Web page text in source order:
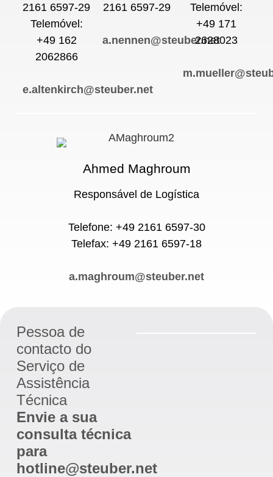
2161 6597-29
Telemóvel:
+49 162
2062866
e.altenkirch@steuber.net
2161 6597-29
a.nennen@steuber.net
Telemóvel:
+49 171
2628023
Ahmed Maghroum
Responsável de Logística
Telefone: +49 2161 6597-30
Telefax: +49 2161 6597-18
a.maghroum@steuber.net
Pessoa de
contacto do
Serviço de
Assistência
Técnica
Envie a sua
consulta técnica
para
hotline@steuber.net